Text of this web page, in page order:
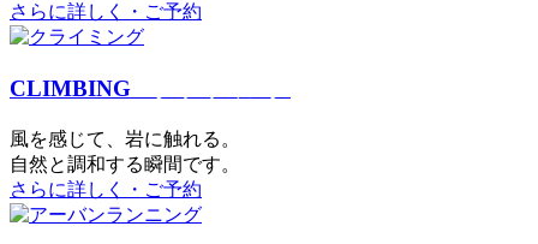
さらに詳しく・ご予約
CLIMBING
⾵を感じて、岩に触れる。
⾃然と調和する瞬間です。
さらに詳しく・ご予約